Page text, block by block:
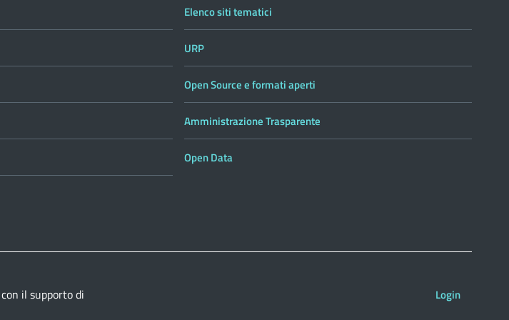
Elenco siti tematici
URP
Open Source e formati aperti
Amministrazione Trasparente
Open Data
con il supporto di Login